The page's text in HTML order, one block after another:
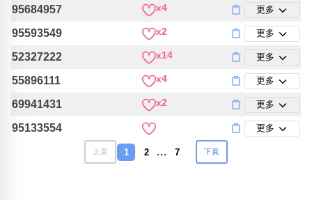
95684957 x4 更多
95593549 x2 更多
52327222 x14 更多
55896111 x4 更多
69941431 x2 更多
95133554 更多
上頁 1 2 … 7 下頁